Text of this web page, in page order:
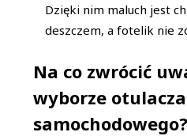
Dzięki nim maluch jest
deszczem, a fotelik nie
Na co zwrócić
wyborze
samochodowego?